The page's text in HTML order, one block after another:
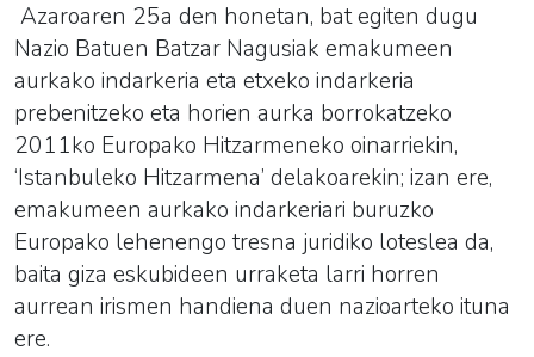
Azaroaren 25a den honetan, bat egiten dugu
Nazio Batuen Batzar Nagusiak emakumeen
aurkako indarkeria eta etxeko indarkeria
prebenitzeko eta horien aurka borrokatzeko
2011ko Europako Hitzarmeneko oinarriekin,
‘Istanbuleko Hitzarmena’ delakoarekin; izan ere,
emakumeen aurkako indarkeriari buruzko
Europako lehenengo tresna juridiko loteslea da,
baita giza eskubideen urraketa larri horren
aurrean irismen handiena duen nazioarteko ituna
ere.